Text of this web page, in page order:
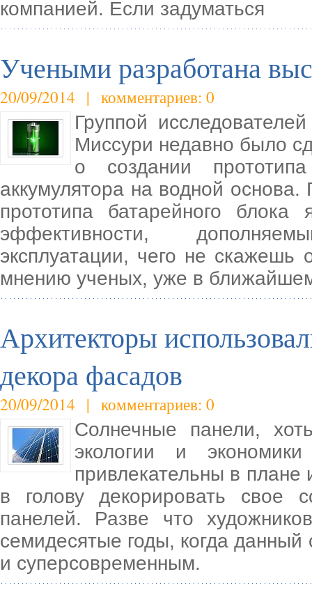
компанией. Если задуматься
Учеными разработана
20/09/2014 | комментариев: 0
Группой
Миссури недавно было
о создании
аккумулятора на водной
прототипа батарейного
эффективности,
эксплуатации, чего не скажешь
мнению ученых, уже в
Архитекторы
декора фасадов
20/09/2014 | комментариев: 0
Солнечные панели,
экологии и
привлекательны в
в голову декорировать свое
панелей. Разве что
семидесятые годы, когда
и суперсовременным.